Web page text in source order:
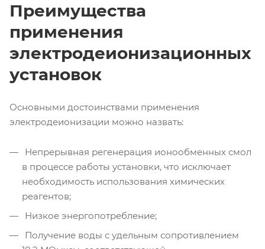
Преимущества
применения
электродеионизационных
установок
Основными достоинствами применения
электродеионизации можно назвать:
Непрерывная регенерация ионообменных смол
в процессе работы установки, что исключает
необходимость использования химических
реагентов;
Низкое энергопотребление;
Получение воды с удельным сопротивлением